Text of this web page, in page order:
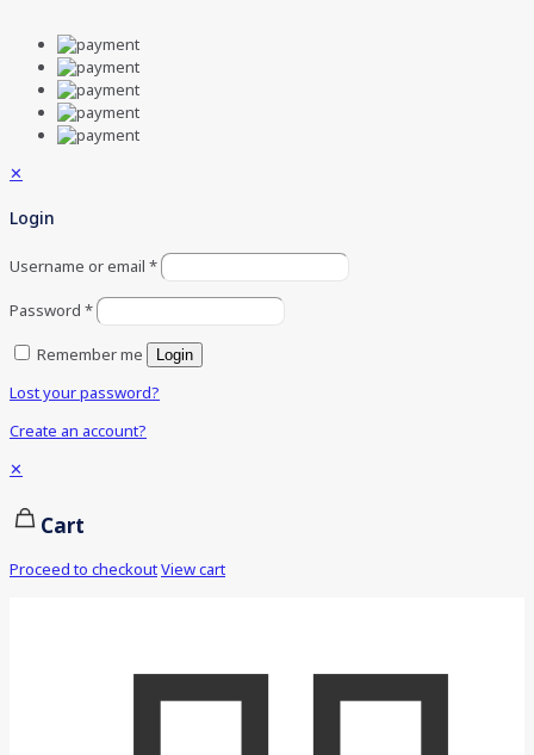
✕
Login
Username or email *
Password *
Remember me
Login
Lost your password?
Create an account?
✕
Cart
Proceed to checkoutView cart